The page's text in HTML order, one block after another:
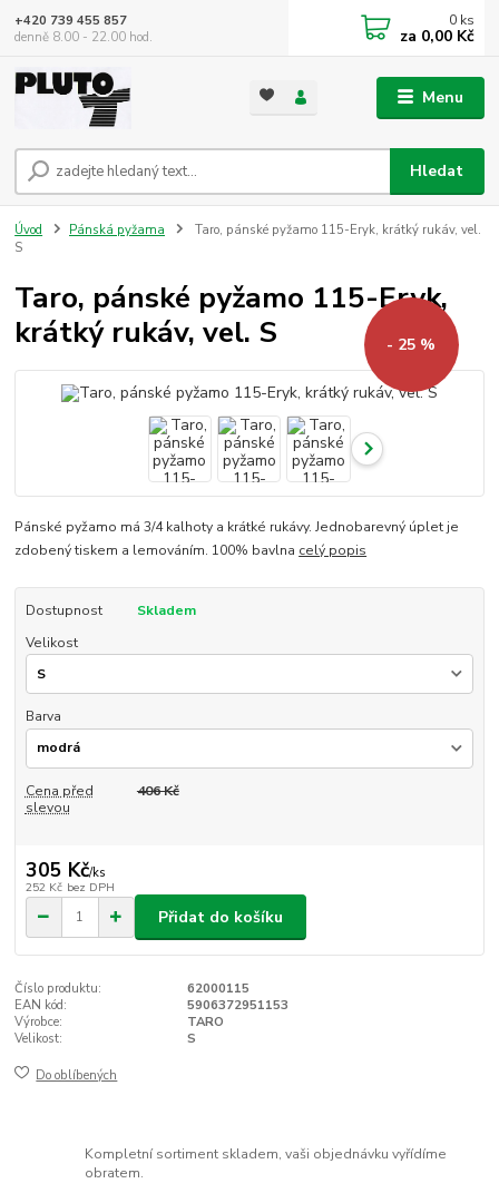
Menu
Hledat
+420 739 455 857
denně 8.00 - 22.00 hod.
0 ks
za 0,00 Kč
Úvod Pánská pyžama
Taro, pánské pyžamo 115-Eryk, krátký rukáv, vel.
S
Taro, pánské pyžamo 115-Eryk,
krátký rukáv, vel. S
- 25 %
Pánské pyžamo má 3/4 kalhoty a krátké rukávy. Jednobarevný úplet je
zdobený tiskem a lemováním. 100% bavlna celý popis
Dostupnost
Skladem
Velikost
Barva
Cena před
slevou
406 Kč
305 Kč/ks
252 Kč bez DPH
Přidat do košíku
Číslo produktu:
62000115
EAN kód:
5906372951153
Výrobce:
TARO
Velikost:
S
Do oblíbených
Kompletní sortiment skladem, vaši objednávku vyřídíme
obratem.